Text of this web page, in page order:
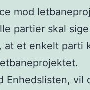
mod
partier skal
et enkelt parti
Enhedslisten, vil